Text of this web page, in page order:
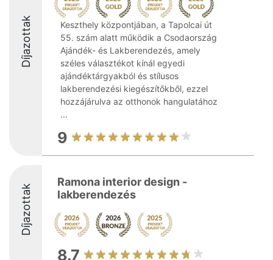
Díjazottak
Keszthely központjában, a Tapolcai út
55. szám alatt működik a Csodaország
Ajándék- és Lakberendezés, amely
széles választékot kínál egyedi
ajándéktárgyakból és stílusos
lakberendezési kiegészítőkből, ezzel
hozzájárulva az otthonok hangulatához
...
9
Díjazottak
Ramona interior design -
lakberendezés
8.7